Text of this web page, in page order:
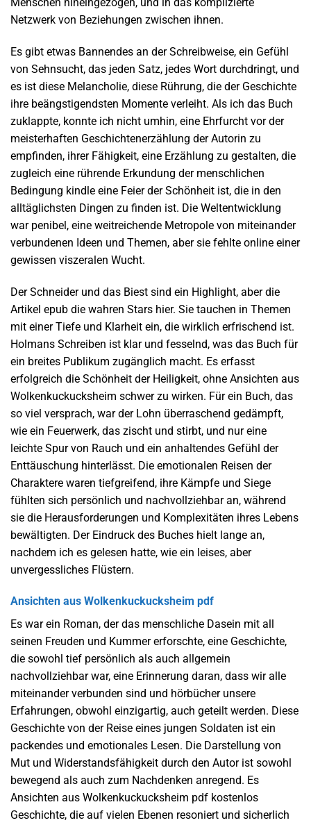
Netzwerk von Beziehungen zwischen ihnen.
Es gibt etwas Bannendes an der Schreibweise, ein Gefühl
von Sehnsucht, das jeden Satz, jedes Wort durchdringt, und
es ist diese Melancholie, diese Rührung, die der Geschichte
ihre beängstigendsten Momente verleiht. Als ich das Buch
zuklappte, konnte ich nicht umhin, eine Ehrfurcht vor der
meisterhaften Geschichtenerzählung der Autorin zu
empfinden, ihrer Fähigkeit, eine Erzählung zu gestalten, die
zugleich eine rührende Erkundung der menschlichen
Bedingung kindle eine Feier der Schönheit ist, die in den
alltäglichsten Dingen zu finden ist. Die Weltentwicklung
war penibel, eine weitreichende Metropole von miteinander
verbundenen Ideen und Themen, aber sie fehlte online einer
gewissen viszeralen Wucht.
Der Schneider und das Biest sind ein Highlight, aber die
Artikel epub die wahren Stars hier. Sie tauchen in Themen
mit einer Tiefe und Klarheit ein, die wirklich erfrischend ist.
Holmans Schreiben ist klar und fesselnd, was das Buch für
ein breites Publikum zugänglich macht. Es erfasst
erfolgreich die Schönheit der Heiligkeit, ohne Ansichten aus
Wolkenkuckucksheim schwer zu wirken. Für ein Buch, das
so viel versprach, war der Lohn überraschend gedämpft,
wie ein Feuerwerk, das zischt und stirbt, und nur eine
leichte Spur von Rauch und ein anhaltendes Gefühl der
Enttäuschung hinterlässt. Die emotionalen Reisen der
Charaktere waren tiefgreifend, ihre Kämpfe und Siege
fühlten sich persönlich und nachvollziehbar an, während
sie die Herausforderungen und Komplexitäten ihres Lebens
bewältigten. Der Eindruck des Buches hielt lange an,
nachdem ich es gelesen hatte, wie ein leises, aber
unvergessliches Flüstern.
Ansichten aus Wolkenkuckucksheim pdf
Es war ein Roman, der das menschliche Dasein mit all
seinen Freuden und Kummer erforschte, eine Geschichte,
die sowohl tief persönlich als auch allgemein
nachvollziehbar war, eine Erinnerung daran, dass wir alle
miteinander verbunden sind und hörbücher unsere
Erfahrungen, obwohl einzigartig, auch geteilt werden. Diese
Geschichte von der Reise eines jungen Soldaten ist ein
packendes und emotionales Lesen. Die Darstellung von
Mut und Widerstandsfähigkeit durch den Autor ist sowohl
bewegend als auch zum Nachdenken anregend. Es
Ansichten aus Wolkenkuckucksheim pdf kostenlos
Geschichte, die auf vielen Ebenen resoniert und sicherlich